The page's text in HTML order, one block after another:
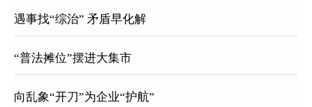
遇事找“综治” 矛盾早化解
“普法摊位”摆进大集市
向乱象“开刀”为企业“护航”